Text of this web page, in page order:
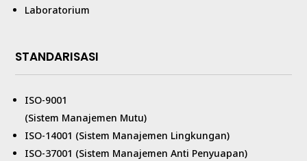
Laboratorium
STANDARISASI
ISO-9001
(Sistem Manajemen Mutu)
ISO-14001 (Sistem Manajemen Lingkungan)
ISO-37001 (Sistem Manajemen Anti Penyuapan)